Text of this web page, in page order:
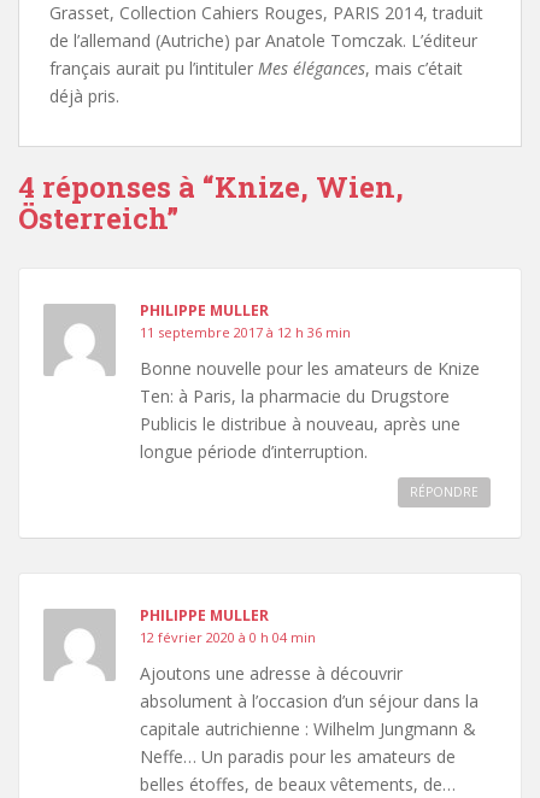
Grasset, Collection Cahiers Rouges, PARIS 2014, traduit
de l’allemand (Autriche) par Anatole Tomczak. L’éditeur
français aurait pu l’intituler Mes élégances, mais c’était
déjà pris.
4 réponses à “Knize, Wien,
Österreich”
PHILIPPE MULLER
11 septembre 2017 à 12 h 36 min
Bonne nouvelle pour les amateurs de Knize
Ten: à Paris, la pharmacie du Drugstore
Publicis le distribue à nouveau, après une
longue période d’interruption.
RÉPONDRE
PHILIPPE MULLER
12 février 2020 à 0 h 04 min
Ajoutons une adresse à découvrir
absolument à l’occasion d’un séjour dans la
capitale autrichienne : Wilhelm Jungmann &
Neffe… Un paradis pour les amateurs de
belles étoffes, de beaux vêtements, de…